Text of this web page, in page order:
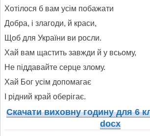
Хотілося б вам усім побажати
Добра, і злагоди, й краси,
Щоб для України ви росли.
Хай вам щастить завжди й у всьому,
Не піддавайте серце злому.
Хай Бог усім допомагає
І рідний край оберігає.
Скачати виховну годину для 6
docx